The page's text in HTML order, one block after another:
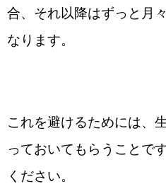
合、それ以降はずっと月
なります。
これを避けるためには、
っておいてもらうことで
ください。